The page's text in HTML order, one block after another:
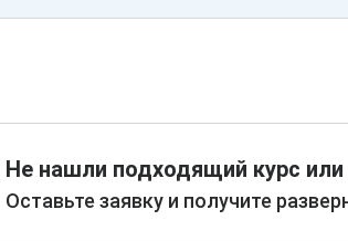
Не нашли подходящий курс
Оставьте заявку и получите